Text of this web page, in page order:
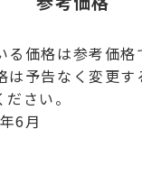
価格は参考価格
は予告なく変更す
さい。
6月